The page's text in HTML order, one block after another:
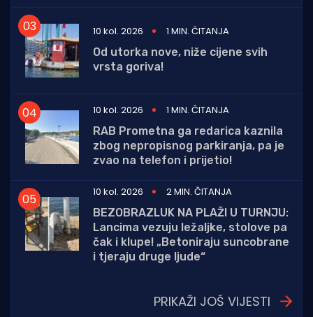
10 kol. 2026
1 MIN. ČITANJA
Od utorka nove, niže cijene svih
vrsta goriva!
10 kol. 2026
1 MIN. ČITANJA
RAB Prometna ga redarica kaznila
zbog nepropisnog parkiranja, pa je
zvao na telefon i prijetio!
10 kol. 2026
2 MIN. ČITANJA
BEZOBRAZLUK NA PLAŽI U TURNJU:
Lancima vezuju ležaljke, stolove pa
čak i klupe! „Betoniraju suncobrane
i tjeraju druge ljude“
PRIKAŽI JOŠ VIJESTI